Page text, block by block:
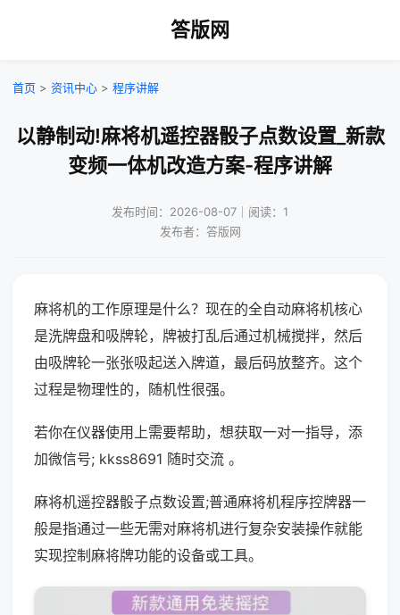
答版网
首页 > 资讯中心 > 程序讲解
以静制动!麻将机遥控器骰子点数设置_新款
变频一体机改造方案-程序讲解
发布时间：2026-08-07｜阅读：1
发布者：答版网
麻将机的工作原理是什么？现在的全自动麻将机核心
是洗牌盘和吸牌轮，牌被打乱后通过机械搅拌，然后
由吸牌轮一张张吸起送入牌道，最后码放整齐。这个
过程是物理性的，随机性很强。
若你在仪器使用上需要帮助，想获取一对一指导，添
加微信号; kkss8691 随时交流 。
麻将机遥控器骰子点数设置;普通麻将机程序控牌器一
般是指通过一些无需对麻将机进行复杂安装操作就能
实现控制麻将牌功能的设备或工具。